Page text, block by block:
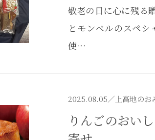
敬老の日に心に残る
とモンベルのスペ
使…
2025.08.05／ 上高地のお
りんごのおい